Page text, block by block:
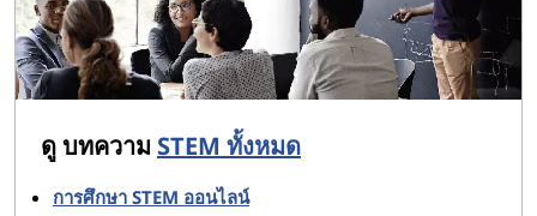
ดู บทความ STEM ทั้งหมด
การศึกษา STEM ออนไลน์